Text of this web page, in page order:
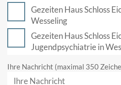
Gezeiten Haus Schloss
Wesseling
Gezeiten Haus Schloss
Jugendpsychiatrie in
Ihre Nachricht (maximal 350